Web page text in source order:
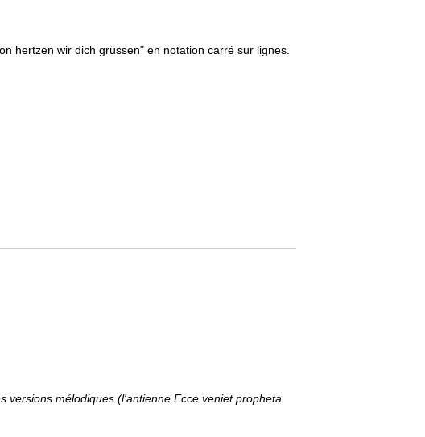
hertzen wir dich grüssen" en notation carré sur lignes.
versions mélodiques (l'antienne Ecce veniet propheta